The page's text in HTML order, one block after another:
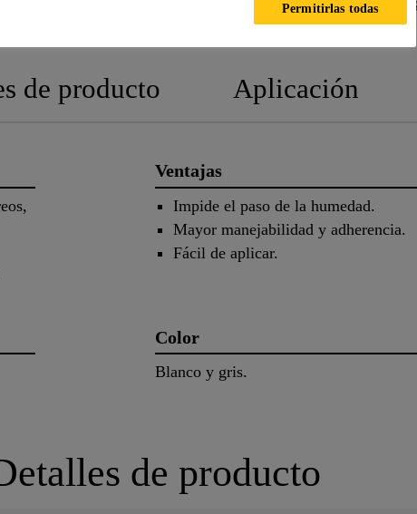
HOJA DE SEGURIDAD
de producto Aplicación
Ventajas
Impide el paso de la humedad.
Mayor manejabilidad y adherencia.
Fácil de aplicar.
Color
Blanco y gris.
de producto
Permitirlas todas